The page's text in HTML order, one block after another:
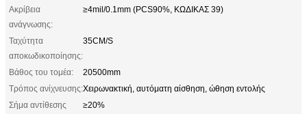
Ακρίβεια
ανάγνωσης:
≥4mil/0.1mm (PCS90%, ΚΩΔΙΚΑΣ 39)
Ταχύτητα
αποκωδικοποίησης:
35CM/S
Βάθος του τομέα:
20500mm
Τρόπος ανίχνευσης:Χειρωνακτική, αυτόματη αίσθηση, ώθηση εντολής
Σήμα αντίθεσης
≥20%